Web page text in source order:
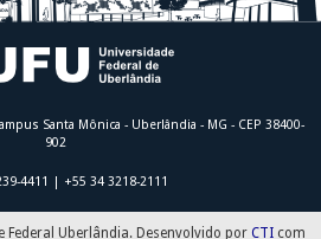
Santa Mônica - Uberlândia - MG - CEP 38400-
902
4411 | +55 34 3218-2111
Federal Uberlândia. Desenvolvido por CTI com